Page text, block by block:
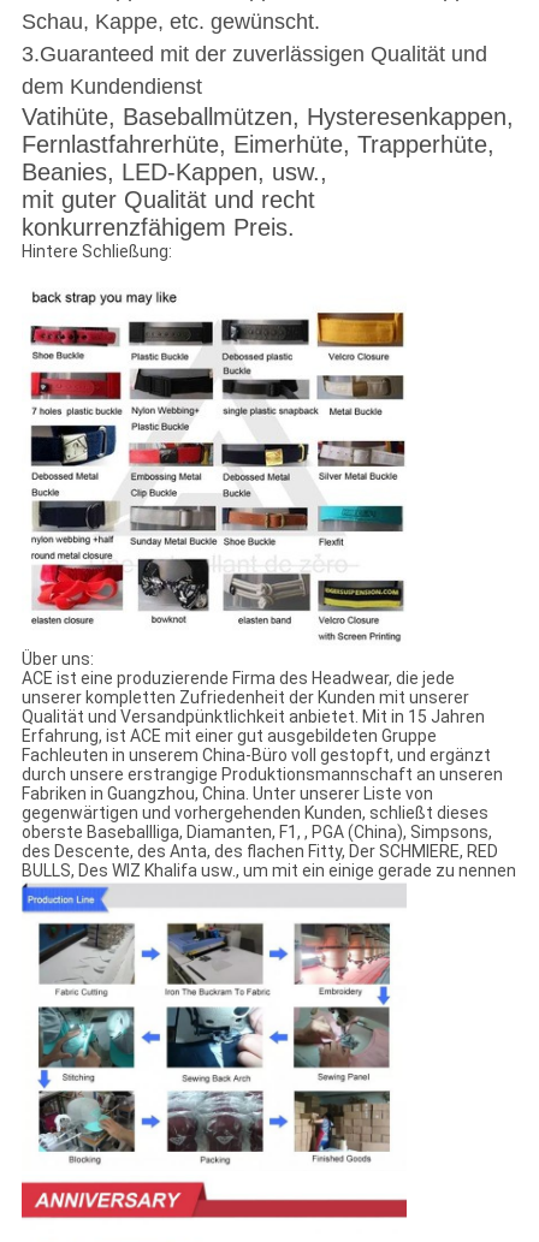
Schau, Kappe, etc. gewünscht.
3.Guaranteed mit der zuverlässigen Qualität und
dem Kundendienst
Vatihüte, Baseballmützen, Hysteresenkappen,
Fernlastfahrerhüte, Eimerhüte, Trapperhüte,
Beanies, LED-Kappen, usw.,
mit guter Qualität und recht
konkurrenzfähigem Preis.
Hintere Schließung:
Über uns:
ACE ist eine produzierende Firma des Headwear, die jede
unserer kompletten Zufriedenheit der Kunden mit unserer
Qualität und Versandpünktlichkeit anbietet. Mit in 15 Jahren
Erfahrung, ist ACE mit einer gut ausgebildeten Gruppe
Fachleuten in unserem China-Büro voll gestopft, und ergänzt
durch unsere erstrangige Produktionsmannschaft an unseren
Fabriken in Guangzhou, China. Unter unserer Liste von
gegenwärtigen und vorhergehenden Kunden, schließt dieses
oberste Baseballliga, Diamanten, F1, , PGA (China), Simpsons,
des Descente, des Anta, des flachen Fitty, Der SCHMIERE, RED
BULLS, Des WIZ Khalifa usw., um mit ein einige gerade zu nennen